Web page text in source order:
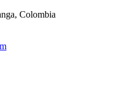
Colombia